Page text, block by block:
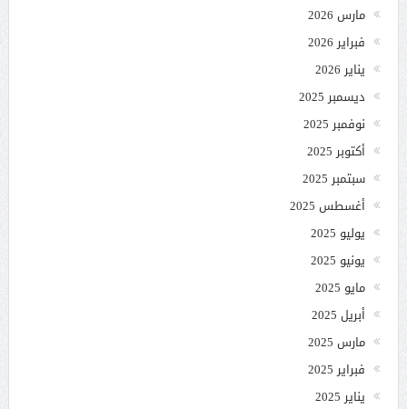
مارس 2026
فبراير 2026
يناير 2026
ديسمبر 2025
نوفمبر 2025
أكتوبر 2025
سبتمبر 2025
أغسطس 2025
يوليو 2025
يونيو 2025
مايو 2025
أبريل 2025
مارس 2025
فبراير 2025
يناير 2025